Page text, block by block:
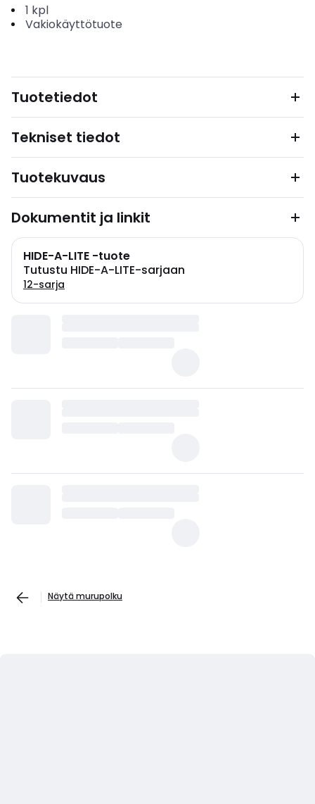
1 kpl
Vakiokäyttötuote
Tuotetiedot
Tekniset tiedot
Tuotekuvaus
Dokumentit ja linkit
HIDE-A-LITE -tuote
Tutustu HIDE-A-LITE-sarjaan
12-sarja
Näytä murupolku